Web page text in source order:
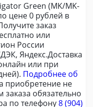
Green (MK/MK-
цене 0 рублей в
заказ
или
России
Яндекс.Доставка
или при
Подробнее об
приобретение не
обязательно
по телефону8 (904)